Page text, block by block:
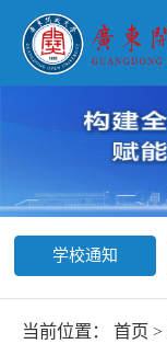
学校通知
当前位置： 首页 >